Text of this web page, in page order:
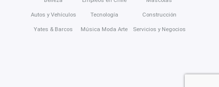
Autos y Vehículos
Yates & Barcos
Tecnología
Música Moda Arte
Construcción
Servicios y Negocios